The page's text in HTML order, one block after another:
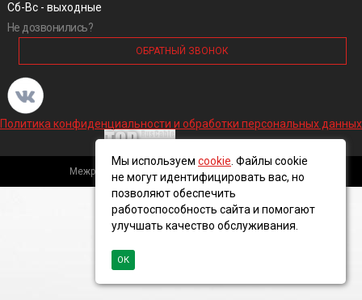
Сб-Вс - выходные
Не дозвонились?
ОБРАТНЫЙ ЗВОНОК
Политика конфиденциальности и обработки персональных данных
Межрегиональная кабельная компания, 2016 ©
Мы используем cookie . Файлы cookie
не могут идентифицировать вас, но
позволяют обеспечить
работоспособность сайта и помогают
улучшать качество обслуживания.
ОК